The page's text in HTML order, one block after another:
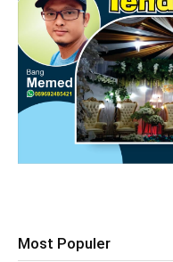
Most Populer